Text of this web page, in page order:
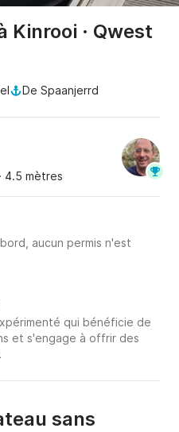
Kinrooi · Qwest
De Spaanjerrd
· 4.5 mètres
aucun permis n'est
qui bénéficie de
et s'engage à offrir des
sans